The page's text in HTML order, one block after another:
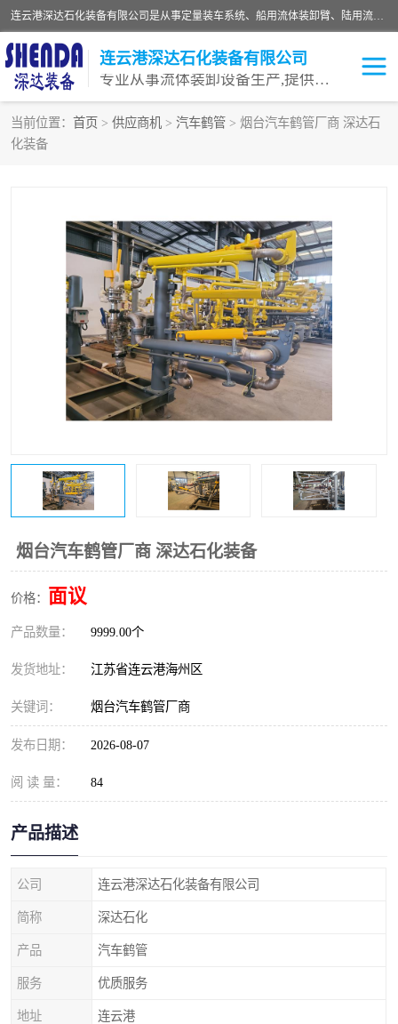
连云港深达石化装备有限公司是从事定量装车系统、船用流体装卸臂、陆用流体装卸臂（鹤管）、活动梯、钢构平台等全系列流体装卸设备的设计、制造、销售以及服务的专业供应商。公司始终以客户为中心，密切跟踪国内外油气储运及装卸设备先进技术的发展，以先进的技术、优质的产品、一流的服务，满足客户需求。
连云港深达石化装备有限公司
专业从事流体装卸设备生产,提供全面解决方案，生产与定制服务
当前位置： 首页 > 供应商机 > 汽车鹤管 > 烟台汽车鹤管厂商 深达石
化装备
烟台汽车鹤管厂商 深达石化装备
价格： 面议
产品数量： 9999.00个
发货地址： 江苏省连云港海州区
关键词： 烟台汽车鹤管厂商
发布日期： 2026-08-07
阅 读 量： 84
产品描述
公司 连云港深达石化装备有限公司
简称 深达石化
产品 汽车鹤管
服务 优质服务
地址 连云港
鹤管
液氨装鹤管 潜油泵鹤管
流体装卸臂 输油臂
撬装鹤管 汽车鹤管
火车鹤管